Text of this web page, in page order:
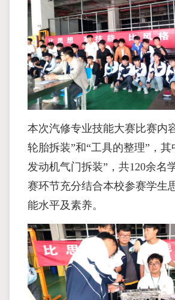
本次汽修专业技能大赛比赛内
轮胎拆装”和“工具的整理”，其
发动机气门拆装”，共120余名
赛环节充分结合本校参赛学生
能水平及素养。